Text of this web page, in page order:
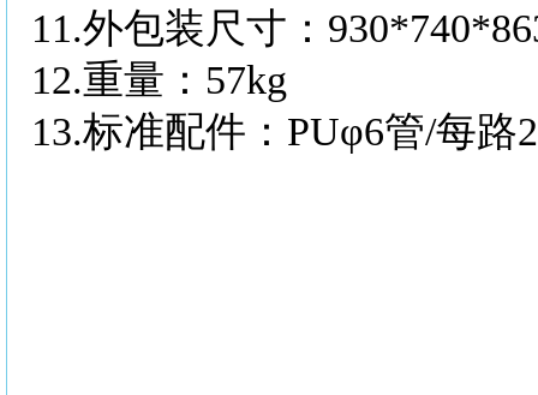
11.外包装尺寸：
12.重量： 57kg
13.标准配件： PUφ6管/每路